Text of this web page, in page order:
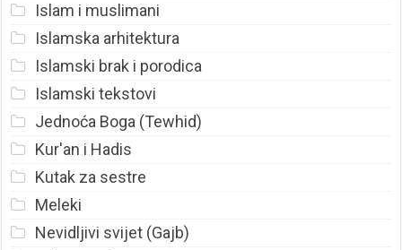
Islam i muslimani
Islamska arhitektura
Islamski brak i porodica
Islamski tekstovi
Jednoća Boga (Tewhid)
Kur'an i Hadis
Kutak za sestre
Meleki
Nevidljivi svijet (Gajb)